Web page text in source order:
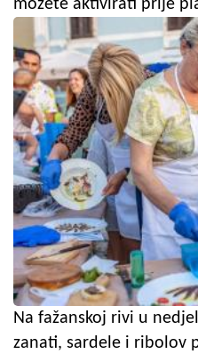
možete aktivirati prije
Na fažanskoj rivi u
zanati, sardele i ribolov